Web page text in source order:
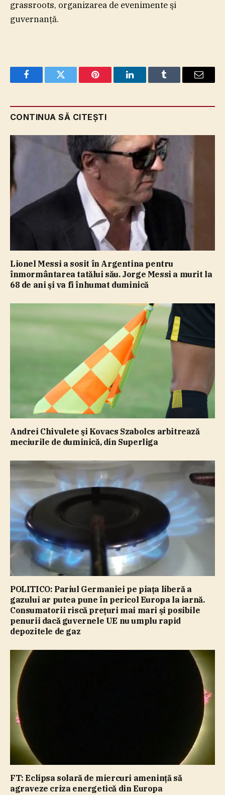
grassroots, organizarea de evenimente şi
guvernanţă.
FacebookTwitter Pinterest LinkedInTumblr Email
CONTINUA SĂ CITEȘTI
Lionel Messi a sosit în Argentina pentru
înmormântarea tatălui său. Jorge Messi a murit la
68 de ani şi va fi înhumat duminică
Andrei Chivulete şi Kovacs Szabolcs arbitrează
meciurile de duminică, din Superliga
POLITICO: Pariul Germaniei pe piaţa liberă a
gazului ar putea pune în pericol Europa la iarnă.
Consumatorii riscă preţuri mai mari şi posibile
penurii dacă guvernele UE nu umplu rapid
depozitele de gaz
FT: Eclipsa solară de miercuri ameninţă să
agraveze criza energetică din Europa